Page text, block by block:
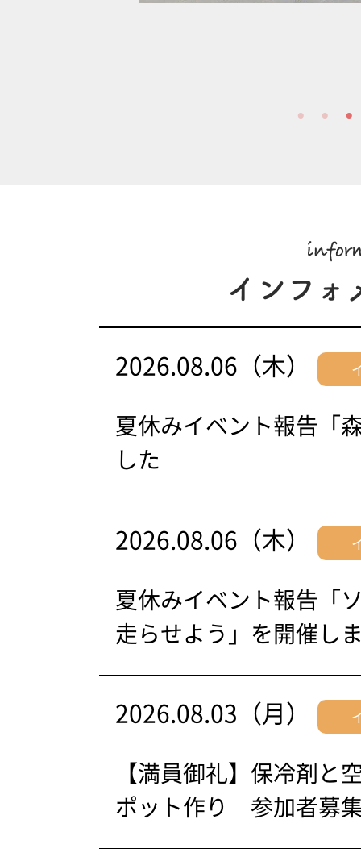
2026.08.06（木）
夏休みイベント報告「
した
2026.08.06（木）
夏休みイベント報告「
走らせよう」を開催し
2026.08.03（月）
【満員御礼】保冷剤と
ポット作り 参加者募